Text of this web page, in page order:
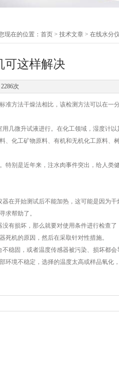
现在的位置： 首页 > 技术文章 > 在线水分
可这样解决
次
方法干燥法相比，该检测方法可以在一
几微升试液进行。在化工领域，湿度计
化工矿物原料、有机和无机化工原料、
特别是近年来，注水肉事件突出，给人类
在开始测试后不能加热，这可能是因为
求帮助了。
有损坏，那么就要对使用条件进行检查
机的原因，然后在采取针对性措施。
稳固，或者温度传感器被污染、损坏都
环境不稳定，选择的温度太高或样品氧化